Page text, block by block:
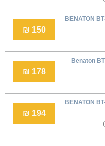
150 ₪
178 ₪
194 ₪